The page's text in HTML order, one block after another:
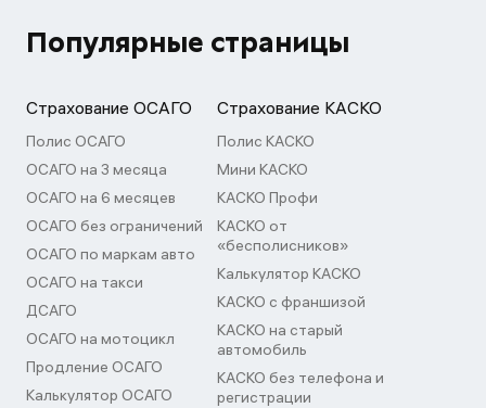
Популярные страницы
Страхование ОСАГО
Полис ОСАГО
ОСАГО на 3 месяца
ОСАГО на 6 месяцев
ОСАГО без ограничений
ОСАГО по маркам авто
ОСАГО на такси
ДСАГО
ОСАГО на мотоцикл
Продление ОСАГО
Калькулятор ОСАГО
Страхование КАСКО
Полис КАСКО
Мини КАСКО
КАСКО Профи
КАСКО от
«бесполисников»
Калькулятор КАСКО
КАСКО с франшизой
КАСКО на старый
автомобиль
КАСКО без телефона и
регистрации